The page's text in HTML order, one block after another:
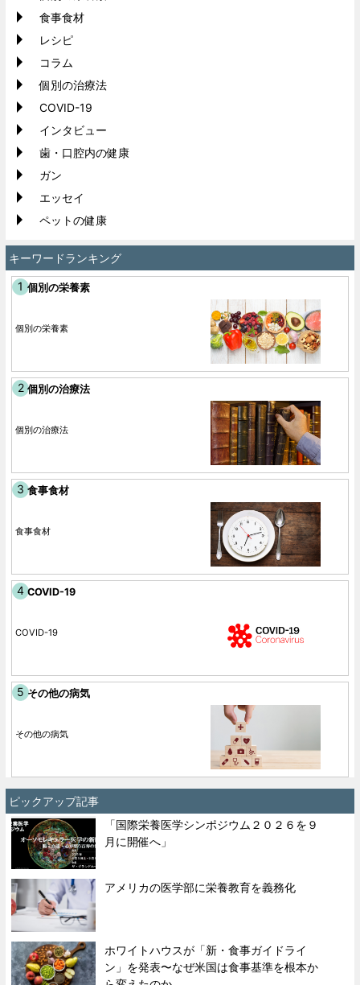
食事食材
レシピ
コラム
個別の治療法
COVID-19
インタビュー
歯・口腔内の健康
ガン
エッセイ
ペットの健康
キーワードランキング
個別の栄養素
個別の栄養素
個別の治療法
個別の治療法
食事食材
食事食材
COVID-19
COVID-19
その他の病気
その他の病気
ピックアップ記事
「国際栄養医学シンポジウム２０２６を９
月に開催へ」
アメリカの医学部に栄養教育を義務化
ホワイトハウスが「新・食事ガイドライ
ン」を発表〜なぜ米国は食事基準を根本か